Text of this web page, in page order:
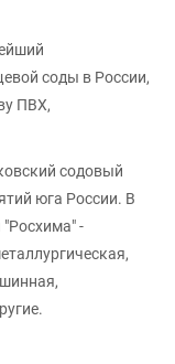
соды в России,
ПВХ,
содовый
юга России. В
"Росхима" -